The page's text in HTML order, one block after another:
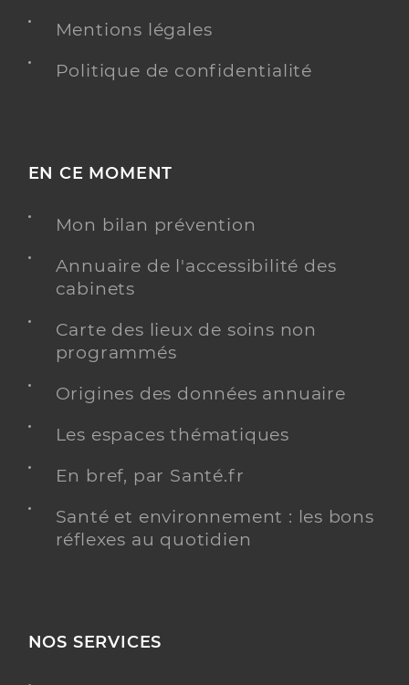
Mentions légales
Politique de confidentialité
EN CE MOMENT
Mon bilan prévention
Annuaire de l'accessibilité des
cabinets
Carte des lieux de soins non
programmés
Origines des données annuaire
Les espaces thématiques
En bref, par Santé.fr
Santé et environnement : les bons
réflexes au quotidien
NOS SERVICES